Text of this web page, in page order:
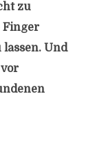
zu
Finger
Und